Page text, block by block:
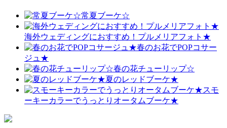
常夏ブーケ☆
海外ウェディングにおすすめ！プルメリアフォト★
春のお花でPOPコサー
ジュ★
春の花チューリップ☆
夏のレッドブーケ★
スモ
ーキーカラーでうっとりオータムブーケ★